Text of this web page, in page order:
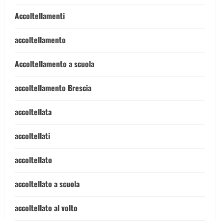
Accoltellamenti
accoltellamento
Accoltellamento a scuola
accoltellamento Brescia
accoltellata
accoltellati
accoltellato
accoltellato a scuola
accoltellato al volto